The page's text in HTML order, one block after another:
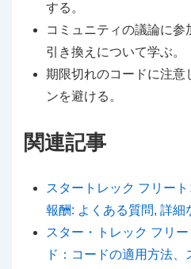
する。
コミュニティの議論に
引き換えについて学ぶ。
期限切れのコードに注意
ンを避ける。
関連記事
スタートレック フリー
報酬: よくある質問, 詳細
スター・トレック フリ
ド：コードの適用方法